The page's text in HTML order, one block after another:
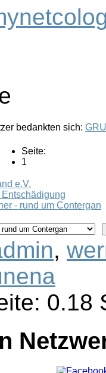
bedankten sich:
Seite:
1
e.V.
- rund um Contergan
,
0.18